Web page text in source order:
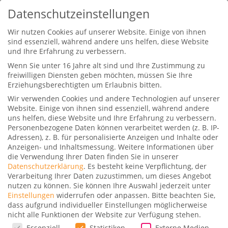
SilkAir Economy Tripreport 737
nach Singapur
Gepostet vonDominik|5. Februar 2020|0 |
Ja, wir fliegen Economy und das mit SilkAir in
deren 737 von Male nach Singapur. Gut vier
Datenschutzeinstellungen
Wir nutzen Cookies auf unserer Website. Einige von ihnen
sind essenziell, während andere uns helfen, diese Website
und Ihre Erfahrung zu verbessern.
Wenn Sie unter 16 Jahre alt sind und Ihre Zustimmung zu
freiwilligen Diensten geben möchten, müssen Sie Ihre
Erziehungsberechtigten um Erlaubnis bitten.
Wir verwenden Cookies und andere Technologien auf unserer
Website. Einige von ihnen sind essenziell, während andere
uns helfen, diese Website und Ihre Erfahrung zu verbessern.
Personenbezogene Daten können verarbeitet werden (z. B. IP-
Adressen), z. B. für personalisierte Anzeigen und Inhalte oder
Anzeigen- und Inhaltsmessung. Weitere Informationen über
die Verwendung Ihrer Daten finden Sie in unserer
Datenschutzerklärung. Es besteht keine Verpflichtung, der
Verarbeitung Ihrer Daten zuzustimmen, um dieses Angebot
nutzen zu können. Sie können Ihre Auswahl jederzeit unter
Einstellungen widerrufen oder anpassen. Bitte beachten Sie,
dass aufgrund individueller Einstellungen möglicherweise
nicht alle Funktionen der Website zur Verfügung stehen.
Datenschutzeinstellungen